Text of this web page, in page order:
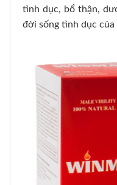
tình dục, bổ thận,
đời sống tình dục